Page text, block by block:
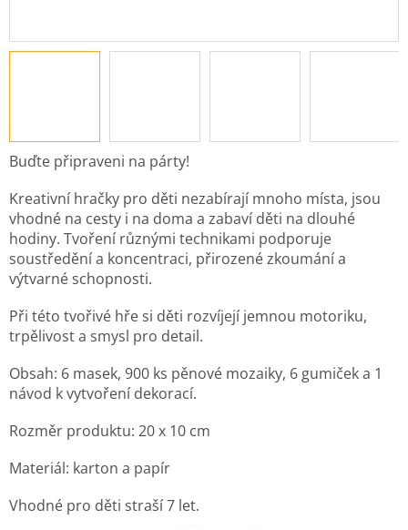
Buďte připraveni na párty!
Kreativní hračky pro děti nezabírají mnoho místa, jsou
vhodné na cesty i na doma a zabaví děti na dlouhé
hodiny. Tvoření různými technikami podporuje
soustředění a koncentraci, přirozené zkoumání a
výtvarné schopnosti.
Při této tvořivé hře si děti rozvíjejí jemnou motoriku,
trpělivost a smysl pro detail.
Obsah: 6 masek, 900 ks pěnové mozaiky, 6 gumiček a 1
návod k vytvoření dekorací.
Rozměr produktu: 20 x 10 cm
Materiál: karton a papír
Vhodné pro děti straší 7 let.